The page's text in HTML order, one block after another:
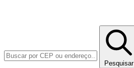
Pesquisar